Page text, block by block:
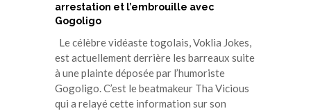
arrestation et l’embrouille avec
Gogoligo
Le célèbre vidéaste togolais, Voklia Jokes,
est actuellement derrière les barreaux suite
à une plainte déposée par l’humoriste
Gogoligo. C’est le beatmakeur Tha Vicious
qui a relayé cette information sur son